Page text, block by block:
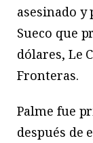
asesinado y
Sueco que
dólares, Le
Fronteras.
Palme fue
después de